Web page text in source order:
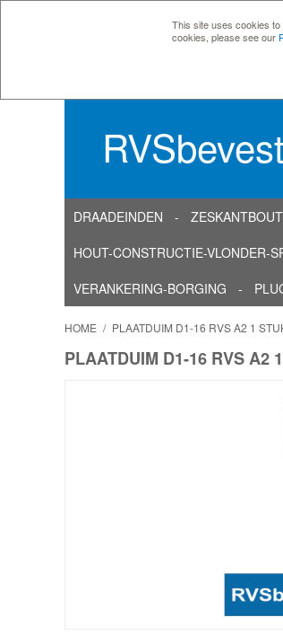
This site uses cookies
cookies, please see our
DRAADEINDEN
HOUT-CONSTRUCTIE-VLONDER-
VERANKERING-BORGING
HOME / PLAATDUIM D1-16 RVS A2 1
PLAATDUIM D1-16 RVS A2